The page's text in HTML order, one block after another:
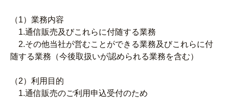
（1）業務内容
1.通信販売及びこれらに付随する業務
2.その他当社が営むことができる業務及びこれらに付
随する業務（今後取扱いが認められる業務を含む）
（2）利用目的
1.通信販売のご利用申込受付のため